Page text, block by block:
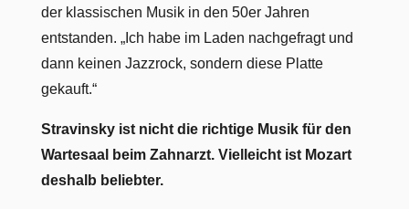
der klassischen Musik in den 50er Jahren
entstanden. „Ich habe im Laden nachgefragt und
dann keinen Jazzrock, sondern diese Platte
gekauft.“
Stravinsky ist nicht die richtige Musik für den
Wartesaal beim Zahnarzt. Vielleicht ist Mozart
deshalb beliebter.